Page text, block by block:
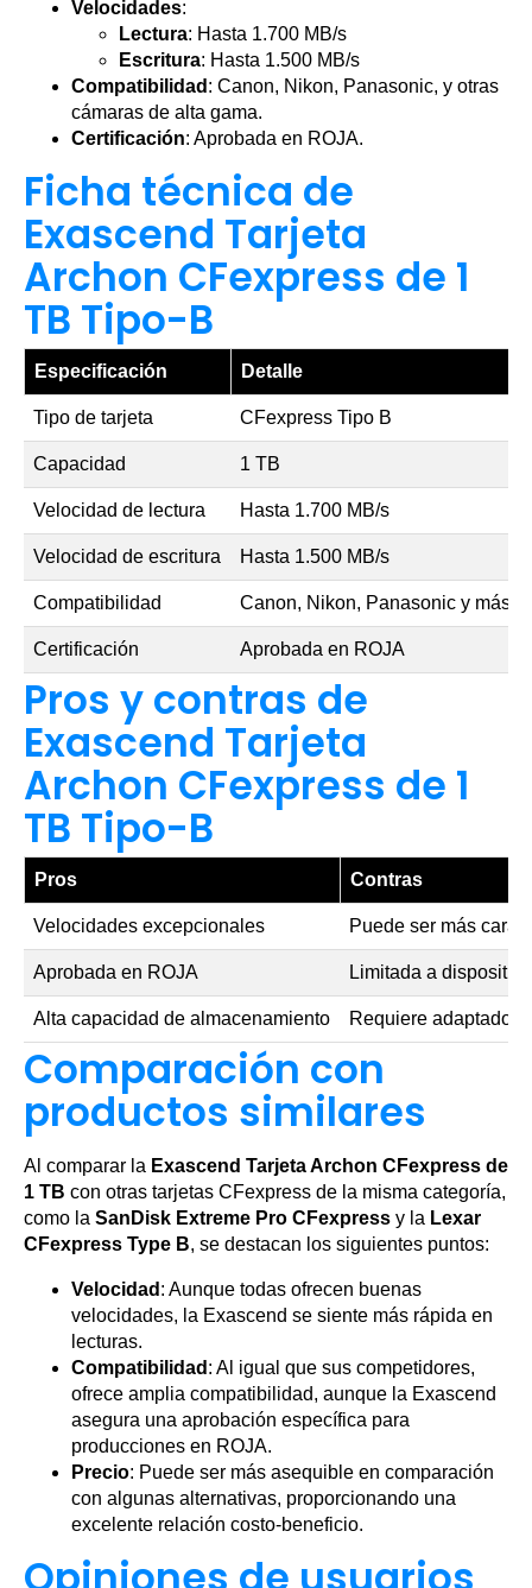
Velocidades:
Lectura: Hasta 1.700 MB/s
Escritura: Hasta 1.500 MB/s
Compatibilidad : Canon, Nikon, Panasonic, y otras
cámaras de alta gama.
Certificación: Aprobada en ROJA.
Ficha técnica de
Exascend Tarjeta
Archon CFexpress de 1
TB Tipo-B
Especificación Detalle
Tipo de tarjeta CFexpress Tipo B
Capacidad 1 TB
Velocidad de lectura Hasta 1.700 MB/s
Velocidad de escritura Hasta 1.500 MB/s
Compatibilidad Canon, Nikon, Panasonic y más
Certificación Aprobada en ROJA
Pros y contras de
Exascend Tarjeta
Archon CFexpress de 1
TB Tipo-B
Pros Contras
Velocidades excepcionales Puede ser más cara
Aprobada en ROJA Limitada a
Alta capacidad de almacenamiento Requiere
Comparación con
productos similares
Al comparar la Exascend Tarjeta Archon CFexpress de
1 TB con otras tarjetas CFexpress de la misma categoría,
como la SanDisk Extreme Pro CFexpress y la Lexar
CFexpress Type B, se destacan los siguientes puntos:
Velocidad : Aunque todas ofrecen buenas
velocidades, la Exascend se siente más rápida en
lecturas.
Compatibilidad : Al igual que sus competidores,
ofrece amplia compatibilidad, aunque la Exascend
asegura una aprobación específica para
producciones en ROJA.
Precio: Puede ser más asequible en comparación
con algunas alternativas, proporcionando una
excelente relación costo-beneficio.